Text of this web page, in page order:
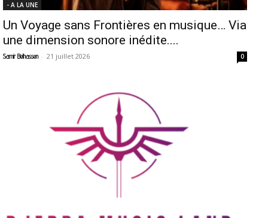
- A LA UNE
Un Voyage sans Frontières en musique… Via
une dimension sonore inédite....
Samir Belhassen - 21 juillet 2026 0